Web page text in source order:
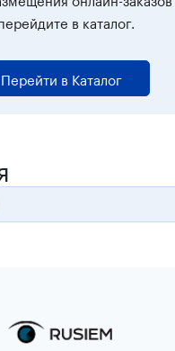
в каталог.
Перейти в Каталог